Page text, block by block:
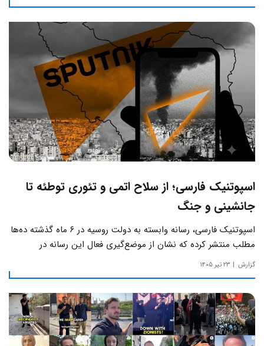
اسپوتنیک فارسی؛ از سلاح اتمی و تئوری توطئه تا
جانشینی و جنگ
اسپوتنیک فارسی، رسانه وابسته به دولت روسیه در ۶ ماه گذشته ده‌ها
مطلب منتشر کرده که نشان از موضع‌گیری فعال این رسانه‌ در
حساس‌ترین مسائل چالش‌های داخلی ایران دارد.
گزارش ۲۳ تیر ۱۴۰۵